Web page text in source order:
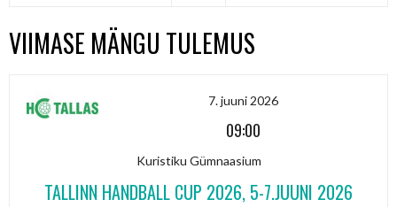
VIIMASE MÄNGU TULEMUS
7. juuni 2026
09:00
Kuristiku Gümnaasium
TALLINN HANDBALL CUP 2026, 5-7.JUUNI 2026